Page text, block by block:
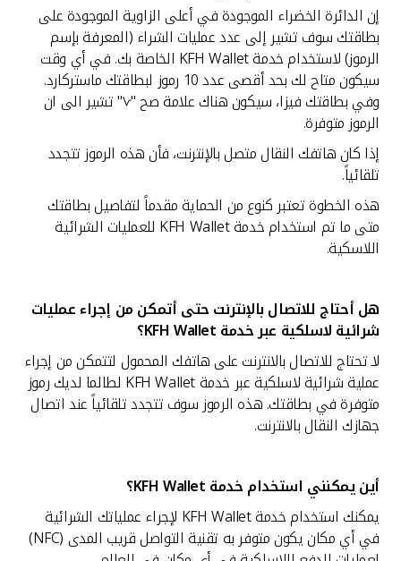
إن الدائرة الخضراء الموجودة في أعلى الزاوية الموجودة على
بطاقتك سوف تشير إلى عدد عمليات الشراء (المعرفة بإسم
الرموز) لاستخدام خدمة KFH Wallet الخاصة بك. في أي وقت
سيكون متاح لك بحد أقصى عدد 10 رموز لبطاقتك ماستركارد.
وفي بطاقتك فيزا، سيكون هناك علامة صح "√" تشير الى ان
الرموز متوفرة.
إذا كان هاتفك النقال متصل بالإنترنت، فأن هذه الرموز تتجدد
تلقائياً.
هذه الخطوة تعتبر كنوع من الحماية مقدماً لتفاصيل بطاقتك
متى ما تم استخدام خدمة KFH Wallet للعمليات الشرائية
اللاسكية.
هل أحتاج للاتصال بالإنترنت حتى أتمكن من إجراء عمليات
شرائية لاسلكية عبر خدمةKFH Wallet؟
لا تحتاج للاتصال بالانترنت على هاتفك المحمول لتتمكن من إجراء
عملية شرائية لاسلكية عبر خدمة KFH Wallet لطالما لديك رموز
متوفرة في بطاقتك. هذه الرموز سوف تتجدد تلقائياً عند اتصال
جهازك النقال بالانترنت.
أين يمكنني استخدام خدمةKFH Wallet؟
يمكنك استخدام خدمة KFH Wallet لإجراء عملياتك الشرائية
في أي مكان يكون متوفر به تقنية التواصل قريب المدى (NFC)